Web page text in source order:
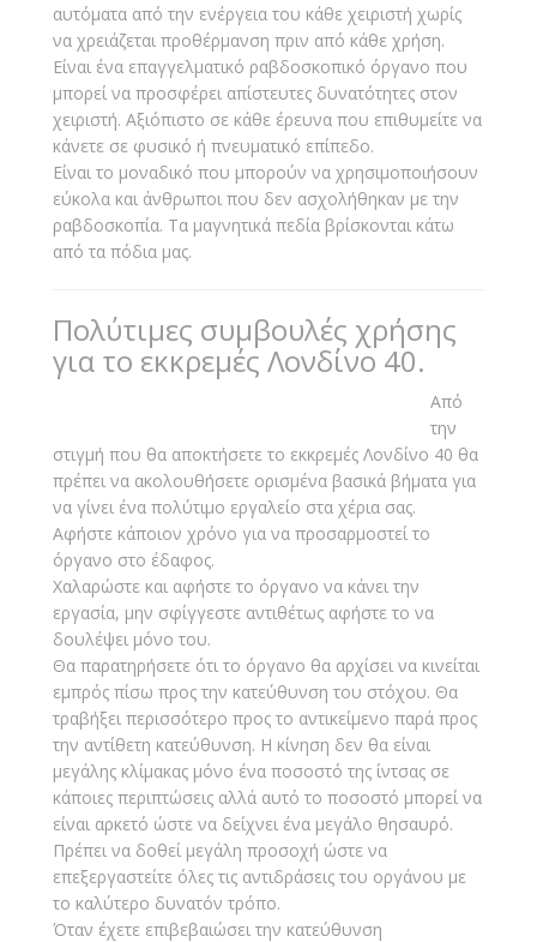
αυτόματα από την ενέργεια του κάθε χειριστή χωρίς
να χρειάζεται προθέρμανση πριν από κάθε χρήση.
Είναι ένα επαγγελματικό ραβδοσκοπικό όργανο που
μπορεί να προσφέρει απίστευτες δυνατότητες στον
χειριστή. Αξιόπιστο σε κάθε έρευνα που επιθυμείτε να
κάνετε σε φυσικό ή πνευματικό επίπεδο.
Είναι το μοναδικό που μπορούν να χρησιμοποιήσουν
εύκολα και άνθρωποι που δεν ασχολήθηκαν με την
ραβδοσκοπία. Τα μαγνητικά πεδία βρίσκονται κάτω
από τα πόδια μας.
Πολύτιμες συμβουλές χρήσης
για το εκκρεμές Λονδίνο 40.
Από
την
στιγμή που θα αποκτήσετε το εκκρεμές Λονδίνο 40 θα
πρέπει να ακολουθήσετε ορισμένα βασικά βήματα για
να γίνει ένα πολύτιμο εργαλείο στα χέρια σας.
Αφήστε κάποιον χρόνο για να προσαρμοστεί το
όργανο στο έδαφος.
Χαλαρώστε και αφήστε το όργανο να κάνει την
εργασία, μην σφίγγεστε αντιθέτως αφήστε το να
δουλέψει μόνο του.
Θα παρατηρήσετε ότι το όργανο θα αρχίσει να κινείται
εμπρός πίσω προς την κατεύθυνση του στόχου. Θα
τραβήξει περισσότερο προς το αντικείμενο παρά προς
την αντίθετη κατεύθυνση. Η κίνηση δεν θα είναι
μεγάλης κλίμακας μόνο ένα ποσοστό της ίντσας σε
κάποιες περιπτώσεις αλλά αυτό το ποσοστό μπορεί να
είναι αρκετό ώστε να δείχνει ένα μεγάλο θησαυρό.
Πρέπει να δοθεί μεγάλη προσοχή ώστε να
επεξεργαστείτε όλες τις αντιδράσεις του οργάνου με
το καλύτερο δυνατόν τρόπο.
Όταν έχετε επιβεβαιώσει την κατεύθυνση